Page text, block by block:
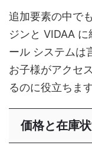
追加要素の中で
ジンと VIDAA
ール システムは
お子様がアクセ
るのに役立ちます
価格と在庫